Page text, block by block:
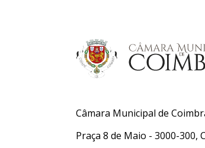
Câmara Municipal de
Praça 8 de Maio - 3000-300,